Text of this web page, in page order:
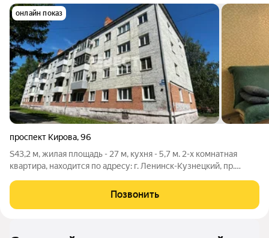
онлайн показ
проспект Кирова,96
S43,2 м, жилая площадь - 27 м, кухня - 5,7 м. 2-х комнатная
квартира, находится по адресу: г. Ленинск-Кузнецкий, пр.
постройки, остановка Медучилище (Ласточка). Квартира
неугловая, теплая и
Позвонить